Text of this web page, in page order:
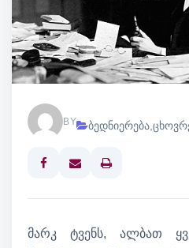
BY ბედნიერება
Print
მარკ ტვენს, ალბათ